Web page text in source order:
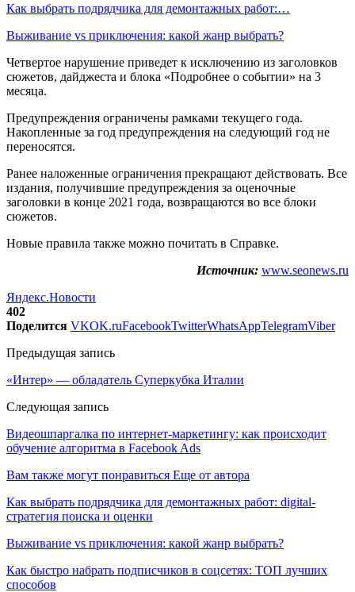
Как выбрать подрядчика для демонтажных работ:…
Выживание vs приключения: какой жанр выбрать?
Четвертое нарушение приведет к исключению из заголовков
сюжетов, дайджеста и блока «Подробнее о событии» на 3
месяца.
Предупреждения ограничены рамками текущего года.
Накопленные за год предупреждения на следующий год не
переносятся.
Ранее наложенные ограничения прекращают действовать. Все
издания, получившие предупреждения за оценочные
заголовки в конце 2021 года, возвращаются во все блоки
сюжетов.
Новые правила также можно почитать в Справке.
Источник: www.seonews.ru
Яндекс.Новости
402
Поделится VKOK.ruFacebookTwitterWhatsAppTelegramViber
Предыдущая запись
«Интер» — обладатель Суперкубка Италии
Следующая запись
Видеошпаргалка по интернет-маркетингу: как происходит
обучение алгоритма в Facebook Ads
Вам также могут понравиться Еще от автора
Как выбрать подрядчика для демонтажных работ: digital-
стратегия поиска и оценки
Выживание vs приключения: какой жанр выбрать?
Как быстро набрать подписчиков в соцсетях: ТОП лучших
способов